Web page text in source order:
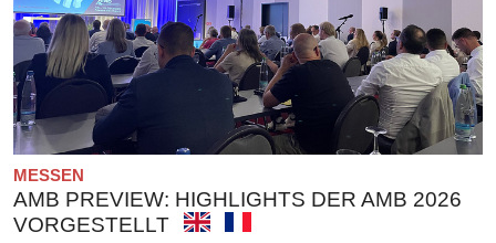
MESSEN
AMB PREVIEW: HIGHLIGHTS DER AMB 2026
VORGESTELLT